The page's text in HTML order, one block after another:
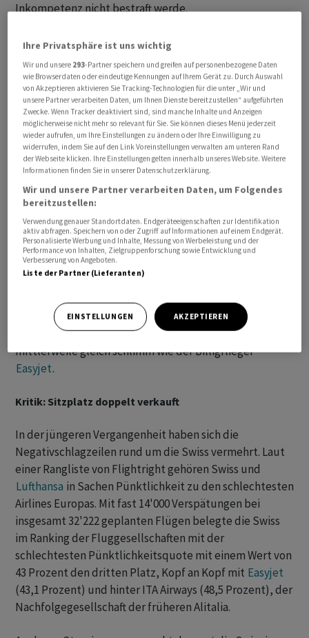
Inkompetenz nicht bestraft werde.
Babin schildert ferner einen Fall seiner Frau: Sie sei drei
Stunden vor ihrem geplanten Abflug über die
Stornierung des Flugs benachrichtigt worden. Erst am
nächsten Tag habe es eine Möglichkeit gegeben, nach
Genf zu fliegen.
Zwar habe die Callcenter-Agentin der Swiss auf die
Möglichkeit hingewiesen, via Website eine
Entschädigung einzufordern. Diese Entschädigung
jedoch beinhalte nicht den Arbeitstag, den seine Frau
durch die Stornierung des Flugs verloren habe. «Eine
totale Schande für die Fluggesellschaft», ärgert sich
Babin.
Zudem sei er in den vergangenen sechs Monaten trotz
langfristiger Vorausbuchung auf die Warteliste gesetzt
worden. Er habe mit einem Medienskandal drohen
müssen, um seine Plätze zu bekommen. Swiss sei
mittlerweile gleich schlimm wie der Billigflieger
Easyjet.
Kritik: Sitzplatz doppelt verkauft
In der jüngeren Vergangenheit haben sich die
Negativschlagzeilen rund um die Swiss vermehrt. Laut
einer Rangliste von Flightright gehören Swiss und
Lufthansa in Sachen Pünktlichkeit zu den schlechtesten
Airlines Europas. Mit fast 14'000 Verspätungen bei
insgesamt 32'222 geplanten Flügen belegte die Swiss
im Ranking der Fluggesellschaften mit der
schlechtesten Pünktlichkeitsquote mit einem Wert von
43 Prozent den dritten Platz, Kopf an Kopf mit Easyjet
(43,1 Prozent) und hinter ITA Airways (48,5 Prozent), der
Nachfolgegesellschaft der früheren Alitalia.
Ihre Privatsphäre ist uns wichtig
Wir und unsere 293-Partner speichern und greifen auf personenbezogene Daten
wie Browserdaten oder eindeutige Kennungen auf Ihrem Gerät zu. Durch Auswahl
von Akzeptieren aktivieren Sie Tracking-Technologien für die unter „Wir und
unsere Partner verarbeiten Daten, um Ihnen Dienste bereitzustellen“ aufgeführten
Zwecke. Wenn Tracker deaktiviert sind, sind manche Inhalte und Anzeigen
möglicherweise nicht mehr so relevant für Sie. Sie können dieses Menü jederzeit
wieder aufrufen, um Ihre Einstellungen zu ändern oder Ihre Einwilligung zu
widerrufen, indem Sie auf den Link Voreinstellungen verwalten am unteren Rand
der Webseite klicken. Ihre Einstellungen gelten innerhalb unseres Website. Weitere
Informationen finden Sie in unserer Datenschutzerklärung.
Wir und unsere Partner verarbeiten Daten, um Folgendes
bereitzustellen:
Verwendung genauer Standortdaten. Endgeräteeigenschaften zur Identifikation
aktiv abfragen. Speichern von oder Zugriff auf Informationen auf einem Endgerät.
Personalisierte Werbung und Inhalte, Messung von Werbeleistung und der
Performance von Inhalten, Zielgruppenforschung sowie Entwicklung und
Verbesserung von Angeboten.
Liste der Partner (Lieferanten)
EINSTELLUNGEN AKZEPTIEREN